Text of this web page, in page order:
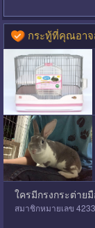
กระทู้ที่คุณอาจ
ใครมีกรงกระต่าย
สมาชิกหมายเลข